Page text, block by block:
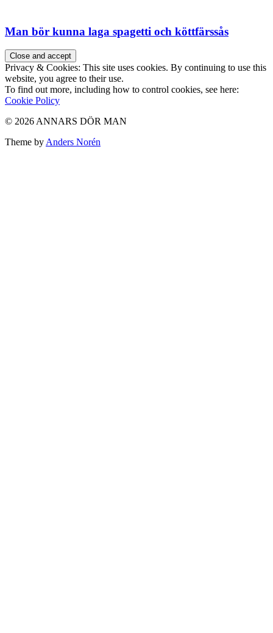
Man bör kunna laga spagetti och köttfärssås
Privacy & Cookies: This site uses cookies. By continuing to use this
website, you agree to their use.
To find out more, including how to control cookies, see here:
Cookie Policy
© 2026 ANNARS DÖR MAN
Theme byAnders Norén